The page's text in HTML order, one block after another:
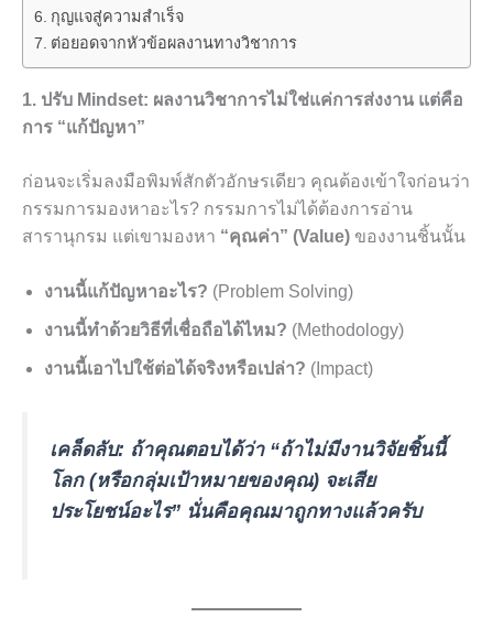
กุญแจสู่ความสำเร็จ
ต่อยอดจากหัวข้อผลงานทางวิชาการ
1. ปรับ Mindset: ผลงานวิชาการไม่ใช่แค่การส่งงาน แต่คือ
การ “แก้ปัญหา”
ก่อนจะเริ่มลงมือพิมพ์สักตัวอักษรเดียว คุณต้องเข้าใจก่อนว่า
กรรมการมองหาอะไร? กรรมการไม่ได้ต้องการอ่าน
สารานุกรม แต่เขามองหา “คุณค่า” (Value) ของงานชิ้นนั้น
งานนี้แก้ปัญหาอะไร? (Problem Solving)
งานนี้ทำด้วยวิธีที่เชื่อถือได้ไหม? (Methodology)
งานนี้เอาไปใช้ต่อได้จริงหรือเปล่า? (Impact)
เคล็ดลับ: ถ้าคุณตอบได้ว่า “ถ้าไม่มีงานวิจัยชิ้นนี้
โลก (หรือกลุ่มเป้าหมายของคุณ) จะเสีย
ประโยชน์อะไร” นั่นคือคุณมาถูกทางแล้วครับ